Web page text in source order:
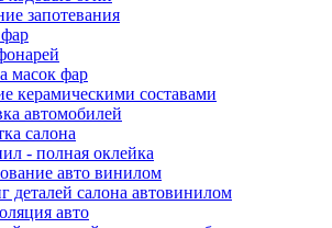
запотевания
масок фар
керамическими составами
автомобилей
салона
- полная оклейка
авто винилом
деталей салона автовинилом
авто